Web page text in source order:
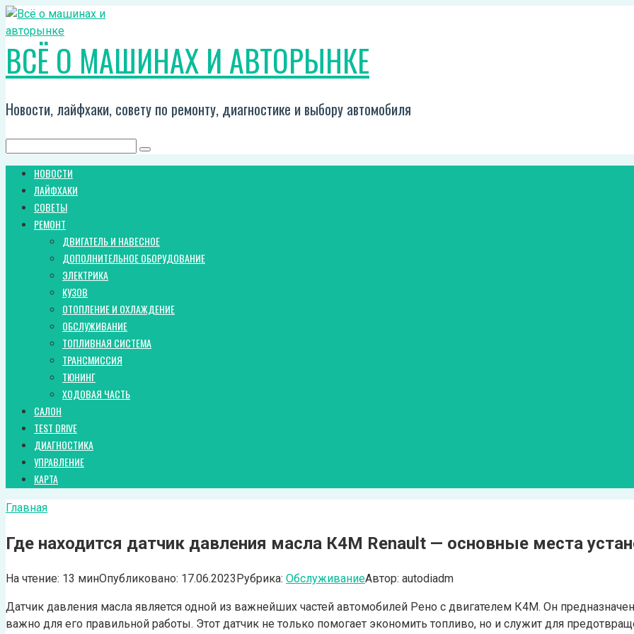
Перейти
к
контенту
ВСЁ О МАШИНАХ И АВТОРЫНКЕ
Новости, лайфхаки, совету по ремонту, диагностике и выбору автомобиля
НОВОСТИ
ЛАЙФХАКИ
СОВЕТЫ
РЕМОНТ
ДВИГАТЕЛЬ И НАВЕСНОЕ
ДОПОЛНИТЕЛЬНОЕ ОБОРУДОВАНИЕ
ЭЛЕКТРИКА
КУЗОВ
ОТОПЛЕНИЕ И ОХЛАЖДЕНИЕ
ОБСЛУЖИВАНИЕ
ТОПЛИВНАЯ СИСТЕМА
ТРАНСМИССИЯ
ТЮНИНГ
ХОДОВАЯ ЧАСТЬ
САЛОН
TEST DRIVE
ДИАГНОСТИКА
УПРАВЛЕНИЕ
КАРТА
Главная
Где находится датчик давления масла К4М Renault — основные места
На чтение: 13 минОпубликовано: 17.06.2023Рубрика: ОбслуживаниеАвтор: autodiadm
Датчик давления масла является одной из важнейших частей автомобилей Рено с двигателем К4М. Он
важно для его правильной работы. Этот датчик не только помогает экономить топливо, но и служит для